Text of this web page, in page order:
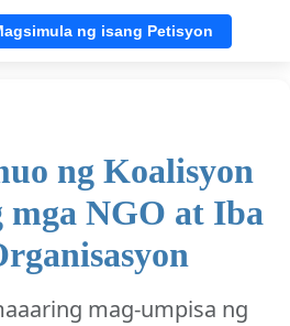
ng isang Petisyon
ng Koalisyon
mga NGO at Iba
mag-umpisa ng